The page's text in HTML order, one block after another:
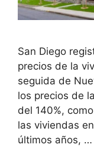
San Diego
precios de la
seguida de
los precios de
del 140%,
las viviendas
últimos años, …